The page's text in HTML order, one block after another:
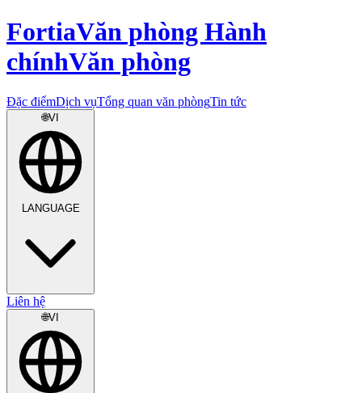
FortiaVăn phòng Hành
chínhVăn phòng
Đặc điểmDịch vụTổng quan văn phòngTin tức
🌐VI
LANGUAGE
Liên hệ
🌐VI